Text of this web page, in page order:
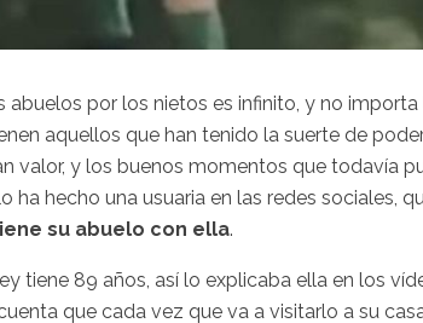
abuelos por los nietos es infinito, y no
aquellos que han tenido la suerte de
valor, y los buenos momentos que todavía
ha hecho una usuaria en las redes sociales,
su abuelo con ella.
tiene 89 años, así lo explicaba ella en los
que cada vez que va a visitarlo a su